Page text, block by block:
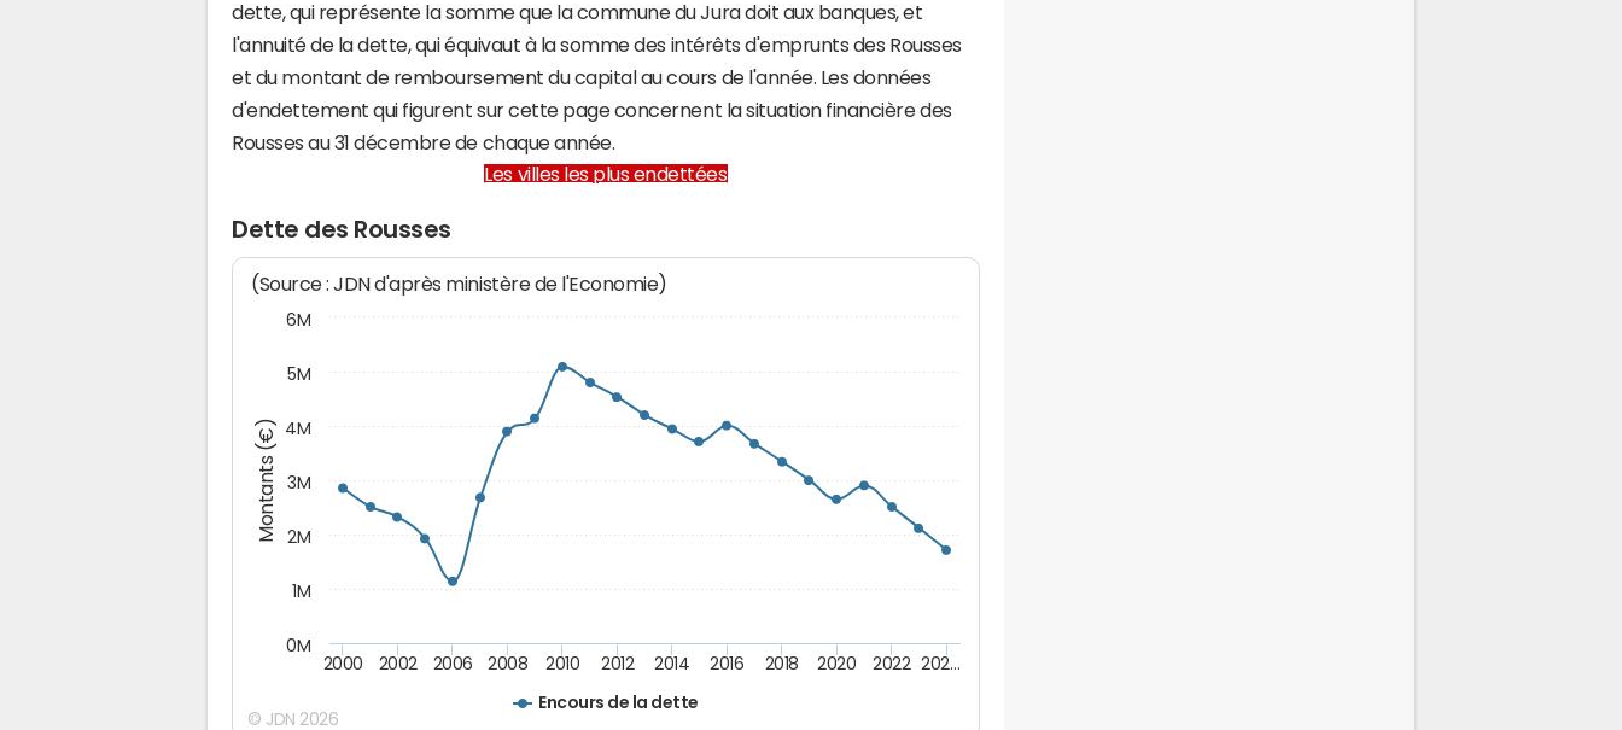
dette, qui représente la somme que la commune du Jura doit aux banques, et
l'annuité de la dette, qui équivaut à la somme des intérêts d'emprunts des Rousses
et du montant de remboursement du capital au cours de l'année. Les données
d'endettement qui figurent sur cette page concernent la situation financière des
Rousses au 31 décembre de chaque année.
Les villes les plus endettées
Dette des Rousses
Montants (€)
(Source : JDN d'après ministère de l'Economie)
Encours de la dette
2000 2002 2006 2008 2010 2012 2014 2016 2018 2020 2022 202…
0M
1M
2M
3M
4M
5M
6M
© JDN 2026